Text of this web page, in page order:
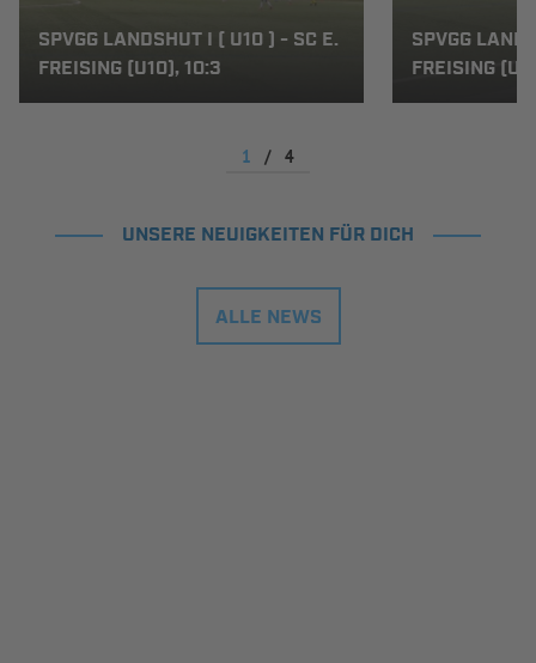
SPVGG LANDSHUT I ( U10 ) - SC E.
FREISING (U10), 10:3
SPVGG
FREISING
1 / 4
UNSERE NEUIGKEITEN FÜR DICH
ALLE NEWS